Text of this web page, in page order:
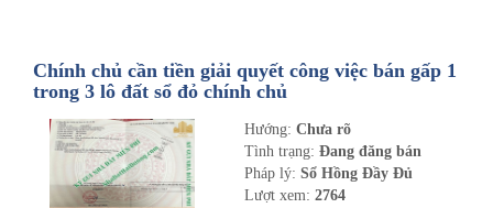
Chính chủ cần tiền giải quyết công việc bán gấp 1
trong 3 lô đất sổ đỏ chính chủ
Hướng: Chưa rõ
Tình trạng: Đang đăng bán
Pháp lý: Sổ Hồng Đầy Đủ
Lượt xem: 2764